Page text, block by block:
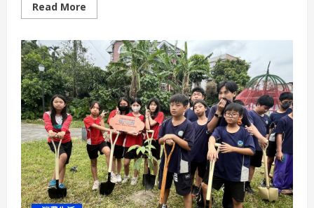
Read More
more
東
京
國
際
食
品
展
「台
灣
屏
東
館」
大
放
異
彩
國